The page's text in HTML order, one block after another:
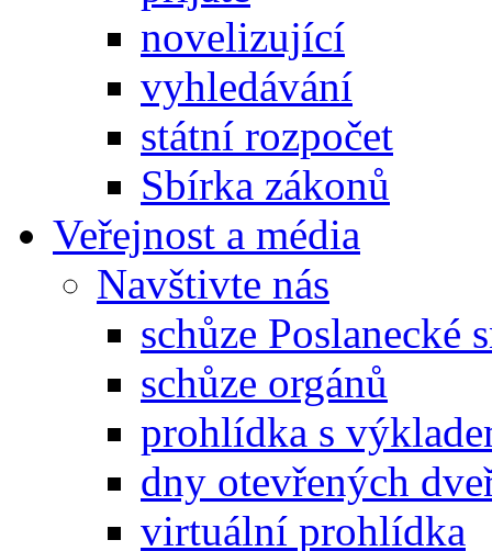
novelizující
vyhledávání
státní rozpočet
Sbírka zákonů
Veřejnost a média
Navštivte nás
schůze Poslanecké
schůze orgánů
prohlídka s
dny otevřených
virtuální prohlídka